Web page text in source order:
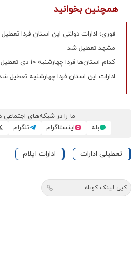
همچنین بخوانید
فوری؛ ادارات دولتی این استان فردا
مشهد تعطیل شد
کدام استان‌ها فردا چهارشنبه 10 دی تعطیل شدند؟
ادارات این استان فردا چهارشنبه تعطیل
ما را در شبکه‌های اجتماعی
بله
اینستاگرام تلگرام
تعطیلی ادارات ادارات ایلام
کپی لینک کوتاه